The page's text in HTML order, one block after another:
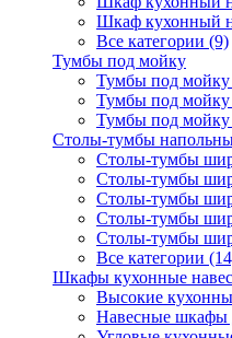
Шкаф кухонный
Все категории (9)
Тумбы под мойку
Тумбы под
Тумбы под
Тумбы под
Столы-тумбы
Столы-тумбы
Столы-тумбы
Столы-тумбы
Столы-тумбы
Столы-тумбы
Все категории
Шкафы кухонные
Высокие
Навесные шкафы